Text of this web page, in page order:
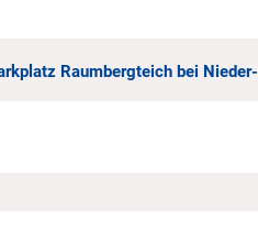
Raumbergteich bei